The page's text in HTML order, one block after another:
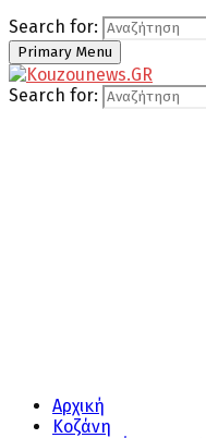
Search for:
Primary Menu
Search for:
Αρχική
Κοζάνη